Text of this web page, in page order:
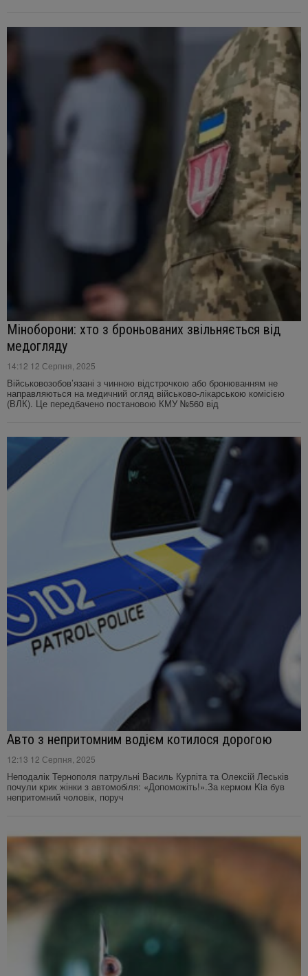
Міноборони: хто з броньованих звільняється від
медогляду
14:12 12 Серпня, 2025
Військовозобов’язані з чинною відстрочкою або бронюванням не
направляються на медичний огляд військово-лікарською комісією
(ВЛК). Це передбачено постановою КМУ №560 від
Авто з непритомним водієм котилося дорогою
12:13 12 Серпня, 2025
Неподалік Тернополя патрульні Василь Курпіта та Олексій Леськів
почули крик жінки з автомобіля: «Допоможіть!».За кермом Kia був
непритомний чоловік, поруч